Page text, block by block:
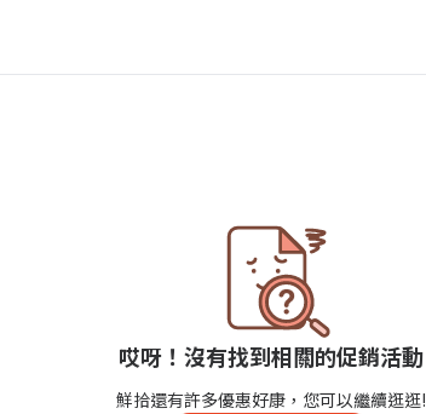
哎呀！沒有找到相關的促銷活動
鮮拾還有許多優惠好康，您可以繼續逛逛!